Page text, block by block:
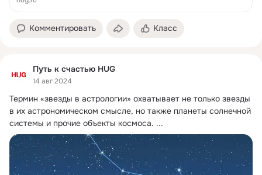
Комментировать Класс
Путь к счастью HUG
14 авг 2024
Термин «звезды в астрологии» охватывает не только звезды
в их астрономическом смысле, но также планеты солнечной
системы и прочие объекты космоса. ...